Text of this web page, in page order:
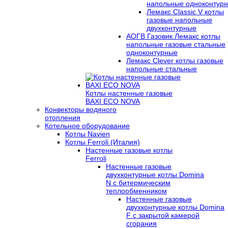
напольные
Лемакс Classic V котлы
газовые напольные
двухконтурные
АОГВ Газовик Лемакс котлы
напольные газовые стальные
одноконтурные
Лемакс Clever котлы газовые
напольные стальные
Котлы настенные газовые
BAXI ECO NOVA
Конвекторы водяного
отопления
Котельное оборудование
Котлы Navien
Котлы Ferroli (Италия)
Настенные газовые котлы
Ferroli
Настенные газовые
двухконтурные котлы Domina
N с битермическим
теплообменником
Настенные газовые
двухконтурные котлы Domina
F с закрытой камерой
сгорания